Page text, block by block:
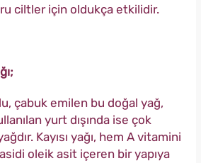
ciltler için oldukça etkilidir.
çabuk emilen bu doğal yağ,
yurt dışında ise çok
Kayısı yağı, hem A vitamini
oleik asit içeren bir yapıya